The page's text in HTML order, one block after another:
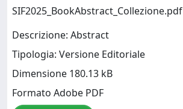
SIF2025_BookAbstract_Collezione.pdf
Descrizione: Abstract
Tipologia: Versione Editoriale
Dimensione 180.13 kB
Formato Adobe PDF